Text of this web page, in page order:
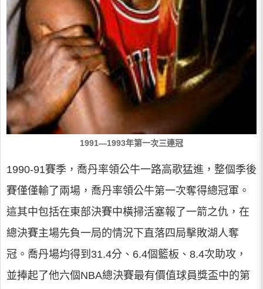
1991—1993年第一次三連冠
1990-91賽季，喬丹率領公牛一路高歌猛進，整個季後
賽僅僅輸了兩場，喬丹率領公牛第一次奪得總冠軍。
這其中包括在東部決賽中橫掃活塞報了一箭之仇，在
總決賽主場先負一局的情況下直落四局擊敗湖人奪
冠。喬丹場均得到31.4分、6.4個籃板、8.4次助攻，
並捧起了他六個NBA總決賽最有價值球員獎盃中的第